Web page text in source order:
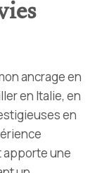
ancrage en
en Italie, en
en
apporte une